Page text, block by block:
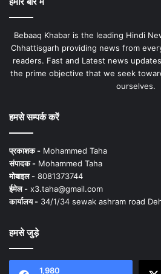
Bebaaq Khabar is the leading Hindi
Chhattisgarh providing news from
readers. Fast and Latest news
the prime objective that we seek
ourselves.
हमसे सम्पर्क करें
प्रकाशक - Mohammed Taha
संपादक - Mohammed Taha
मोबाइल - 8081373744
ईमेल - x3.taha@gmail.com
कार्यालय - 34/1/34 sewak ashram road
हमसे जुड़े
1,980